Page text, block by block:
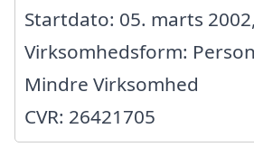
Startdato: 05. marts 2002,
Virksomhedsform:
Mindre Virksomhed
CVR: 26421705